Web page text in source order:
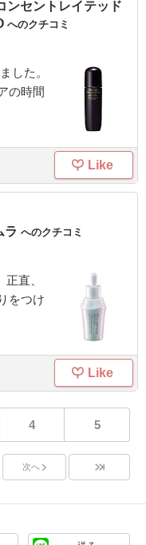
ンセントレイテッド
へのクチコミ
した。
の時間
Like
ラ へのクチコミ
直、
をつけ
Like
4 5
次へ